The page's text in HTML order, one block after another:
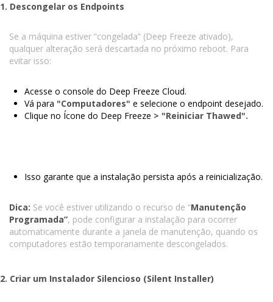
1. Descongelar os Endpoints
Se a máquina estiver “congelada” (Deep Freeze ativado),
qualquer alteração será descartada no próximo reboot. Para
evitar isso:
Acesse o console do Deep Freeze Cloud.
Vá para "Computadores" e selecione o endpoint desejado.
Clique no Ícone do Deep Freeze > "Reiniciar Thawed".
Isso garante que a instalação persista após a reinicialização.
Dica: Se você estiver utilizando o recurso de “Manutenção
Programada”, pode configurar a instalação para ocorrer
automaticamente durante a janela de manutenção, quando os
computadores estão temporariamente descongelados.
2. Criar um Instalador Silencioso (Silent Installer)